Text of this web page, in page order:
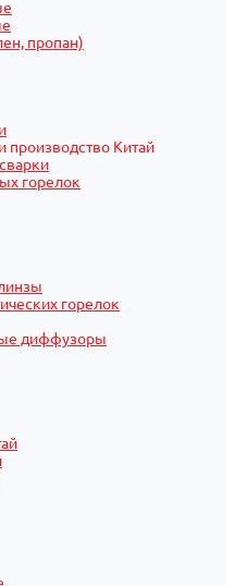
пропан)
производство Китай
горелок
горелок
диффузоры